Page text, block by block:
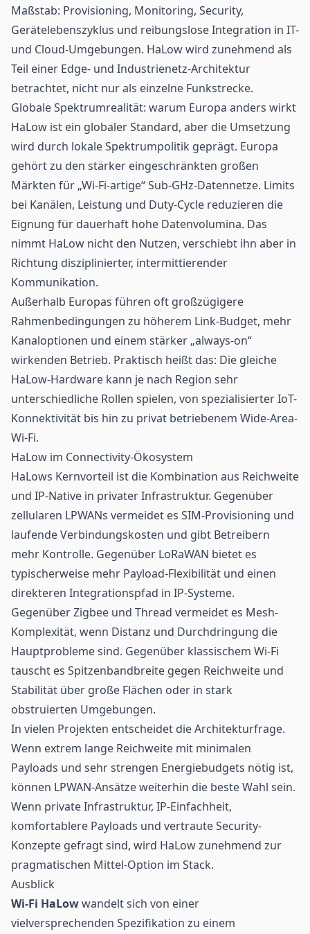
Maßstab: Provisioning, Monitoring, Security,
Gerätelebenszyklus und reibungslose Integration in IT-
und Cloud-Umgebungen. HaLow wird zunehmend als
Teil einer Edge- und Industrienetz-Architektur
betrachtet, nicht nur als einzelne Funkstrecke.
Globale Spektrumrealität: warum Europa anders wirkt
HaLow ist ein globaler Standard, aber die Umsetzung
wird durch lokale Spektrumpolitik geprägt. Europa
gehört zu den stärker eingeschränkten großen
Märkten für „Wi-Fi-artige“ Sub-GHz-Datennetze. Limits
bei Kanälen, Leistung und Duty-Cycle reduzieren die
Eignung für dauerhaft hohe Datenvolumina. Das
nimmt HaLow nicht den Nutzen, verschiebt ihn aber in
Richtung disziplinierter, intermittierender
Kommunikation.
Außerhalb Europas führen oft großzügigere
Rahmenbedingungen zu höherem Link-Budget, mehr
Kanaloptionen und einem stärker „always-on“
wirkenden Betrieb. Praktisch heißt das: Die gleiche
HaLow-Hardware kann je nach Region sehr
unterschiedliche Rollen spielen, von spezialisierter IoT-
Konnektivität bis hin zu privat betriebenem Wide-Area-
Wi-Fi.
HaLow im Connectivity-Ökosystem
HaLows Kernvorteil ist die Kombination aus Reichweite
und IP-Native in privater Infrastruktur. Gegenüber
zellularen LPWANs vermeidet es SIM-Provisioning und
laufende Verbindungskosten und gibt Betreibern
mehr Kontrolle. Gegenüber LoRaWAN bietet es
typischerweise mehr Payload-Flexibilität und einen
direkteren Integrationspfad in IP-Systeme.
Gegenüber Zigbee und Thread vermeidet es Mesh-
Komplexität, wenn Distanz und Durchdringung die
Hauptprobleme sind. Gegenüber klassischem Wi-Fi
tauscht es Spitzenbandbreite gegen Reichweite und
Stabilität über große Flächen oder in stark
obstruierten Umgebungen.
In vielen Projekten entscheidet die Architekturfrage.
Wenn extrem lange Reichweite mit minimalen
Payloads und sehr strengen Energiebudgets nötig ist,
können LPWAN-Ansätze weiterhin die beste Wahl sein.
Wenn private Infrastruktur, IP-Einfachheit,
komfortablere Payloads und vertraute Security-
Konzepte gefragt sind, wird HaLow zunehmend zur
pragmatischen Mittel-Option im Stack.
Ausblick
Wi-Fi HaLowwandelt sich von einer
vielversprechenden Spezifikation zu einem